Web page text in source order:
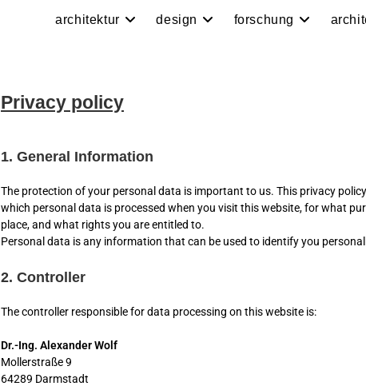
architektur design forschung
Privacy policy
1. General Information
The protection of your personal data is important to us. This privacy
which personal data is processed when you visit this website, for what
place, and what rights you are entitled to.
Personal data is any information that can be used to identify you
2. Controller
The controller responsible for data processing on this website is:
Dr.-Ing. Alexander Wolf
Mollerstraße 9
64289 Darmstadt